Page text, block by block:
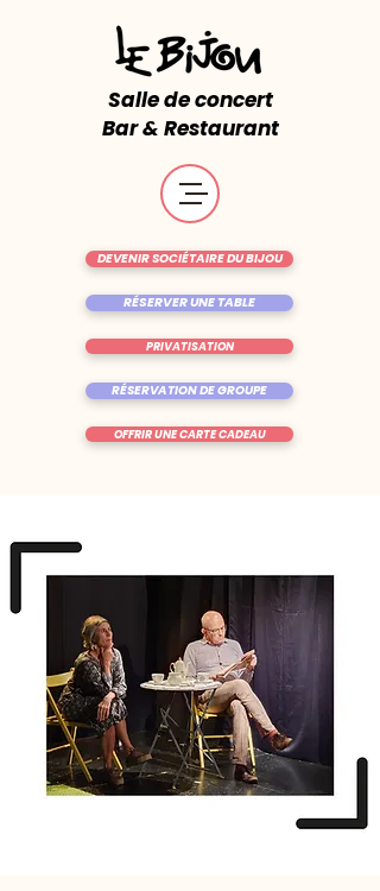
Salle de concert
Bar & Restaurant
RÉSERVER UNE TABLE
OFFRIR UNE CARTE CADEAU
DEVENIR SOCIÉTAIRE DU BIJOU
RÉSERVATION DE GROUPE
PRIVATISATION